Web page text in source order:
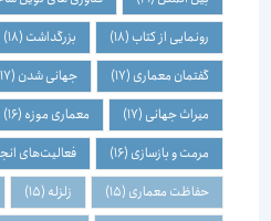
رونمایی از کتاب(18) بزرگداشت(18)
گفتمان معماری(17) جهانی شدن(17)
میراث جهانی(17) معماری موزه(16)
مرمت و بازسازی(16) فعالیت‌های انجمن
حفاظت معماری(15) زلزله(15)